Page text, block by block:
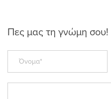
Πες μας τη γνώμη σου!